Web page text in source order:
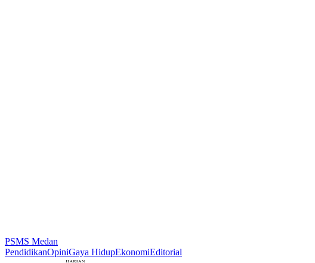
PSMS Medan
PendidikanOpiniGaya HidupEkonomiEditorial